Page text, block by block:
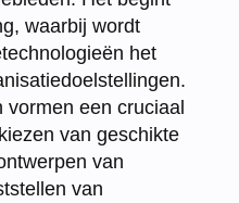
waarbij wordt
het
vormen een cruciaal
van geschikte
van
van